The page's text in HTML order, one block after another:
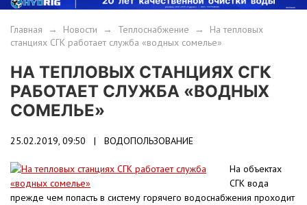
Главная → Новости → Теплоснабжение → На тепловых
станциях CГК работает служба «водных сомелье»
НА ТЕПЛОВЫХ СТАНЦИЯХ CГК
РАБОТАЕТ СЛУЖБА «ВОДНЫХ
СОМЕЛЬЕ»
25.02.2019, 09:50 | ВОДОПОЛЬЗОВАНИЕ
На объектах
СГК вода
прежде чем попасть в систему горячего водоснабжения проходит